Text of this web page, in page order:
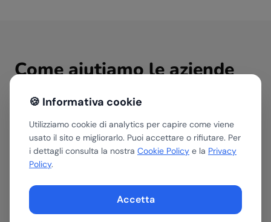
🍪 Informativa cookie
Utilizziamo cookie di analytics per capire come viene
usato il sito e migliorarlo. Puoi accettare o rifiutare. Per
i dettagli consulta la nostra Cookie Policy e la Privacy
Policy.
Accetta
Come aiutiamo le aziende
del Costruzioni & Real
EstateinLazio
Assessment AI
nella tua azienda del settore Costruzioni & Real
Estate. Roadmap con ROI stimato in 30 minuti.